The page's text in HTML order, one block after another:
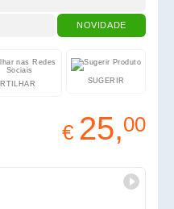
NOVIDADE
SUGERIR
€ 25,00